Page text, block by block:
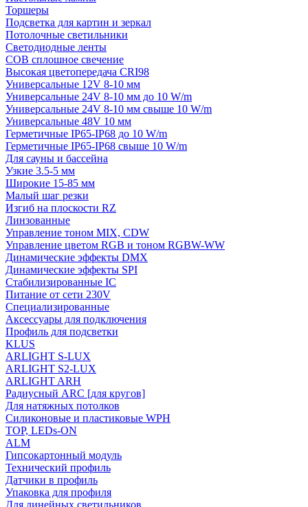
Торшеры
Подсветка для картин и зеркал
Потолочные светильники
Светодиодные ленты
COB сплошное свечение
Высокая цветопередача CRI98
Универсальные 12V 8-10 мм
Универсальные 24V 8-10 мм до 10 W/m
Универсальные 24V 8-10 мм свыше 10 W/m
Универсальные 48V 10 мм
Герметичные IP65-IP68 до 10 W/m
Герметичные IP65-IP68 свыше 10 W/m
Для сауны и бассейна
Узкие 3.5-5 мм
Широкие 15-85 мм
Малый шаг резки
Изгиб на плоскости RZ
Линзованные
Управление тоном MIX, CDW
Управление цветом RGB и тоном RGBW-WW
Динамические эффекты DMX
Динамические эффекты SPI
Стабилизированные IC
Питание от сети 230V
Специализированные
Аксессуары для подключения
Профиль для подсветки
KLUS
ARLIGHT S-LUX
ARLIGHT S2-LUX
ARLIGHT ARH
Радиусный ARC [для кругов]
Для натяжных потолков
Силиконовые и пластиковые WPH
TOP, LEDs-ON
ALM
Гипсокартонный модуль
Технический профиль
Датчики в профиль
Упаковка для профиля
Для линейных светильников